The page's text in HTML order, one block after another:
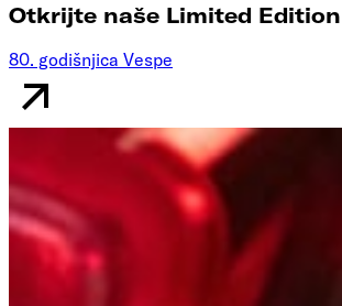
Otkrijte naše Limited
80. godišnjica Vespe